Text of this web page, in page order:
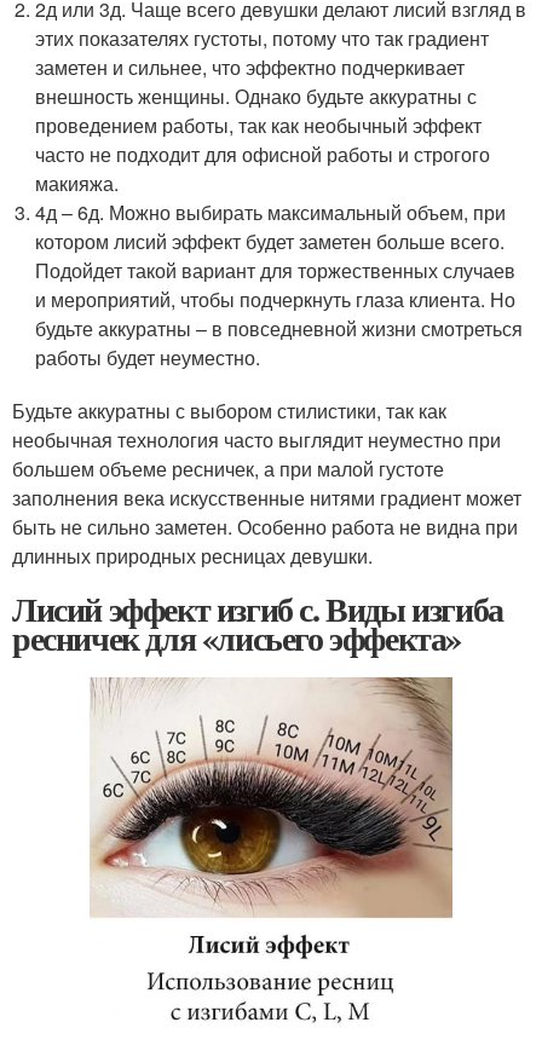
2д или 3д. Чаще всего девушки делают лисий взгляд в
этих показателях густоты, потому что так градиент
заметен и сильнее, что эффектно подчеркивает
внешность женщины. Однако будьте аккуратны с
проведением работы, так как необычный эффект
часто не подходит для офисной работы и строгого
макияжа.
4д – 6д. Можно выбирать максимальный объем, при
котором лисий эффект будет заметен больше всего.
Подойдет такой вариант для торжественных случаев
и мероприятий, чтобы подчеркнуть глаза клиента. Но
будьте аккуратны – в повседневной жизни смотреться
работы будет неуместно.
Будьте аккуратны с выбором стилистики, так как
необычная технология часто выглядит неуместно при
большем объеме ресничек, а при малой густоте
заполнения века искусственные нитями градиент может
быть не сильно заметен. Особенно работа не видна при
длинных природных ресницах девушки.
Лисий эффект изгиб с. Виды изгиба
ресничек для «лисьего эффекта»